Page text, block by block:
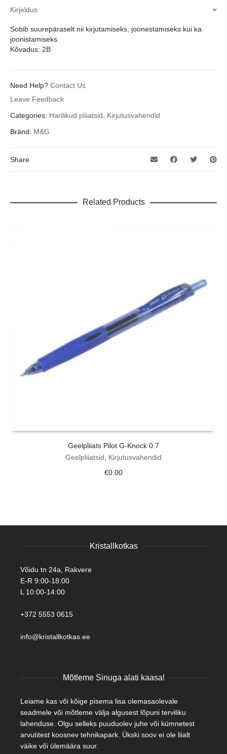
Kirjeldus
Sobib suurepäraselt nii kirjutamiseks, joonestamiseks kui ka
joonistamiseks.
Kõvadus: 2B
Need Help? Contact Us
Leave Feedback
Categories: Harilikud pliiatsid, Kirjutusvahendid
Bränd: M&G
Share
Related Products
Geelpliiats Pilot G-Knock 0.7
Geelpliiatsid, Kirjutusvahendid
€0.00
Kristallkotkas
Võidu tn 24a, Rakvere
E-R 9:00-18:00
L 10:00-14:00
+372 5553 0615
info@kristallkotkas.ee
Mõtleme Sinuga alati kaasa!
Leiame kas või kõige pisema lisa olemasaolevale
seadmele või mõtleme välja algusest lõpuni terviliku
lahenduse. Olgu selleks puuduolev juhe või kümnetest
arvutitest koosnev tehnikapark. Ükski soov ei ole liialt
väike või ülemäära suur.